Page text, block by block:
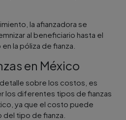
la afianzadora se
al beneficiario hasta el
la póliza de fianza.
en México
sobre los costos, es
los diferentes tipos de fianzas
ya que el costo puede
tipo de fianza.